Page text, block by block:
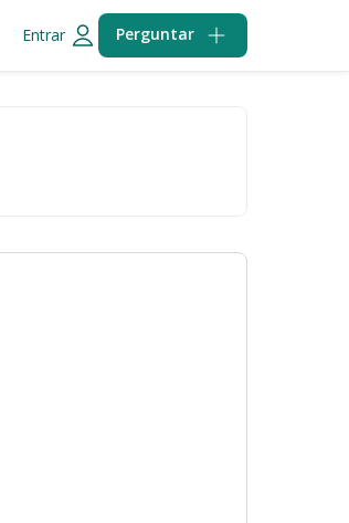
Entrar Perguntar